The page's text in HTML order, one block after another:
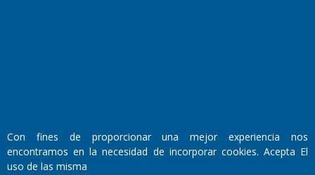
Director Periodístico:
Walter René Goñi
Con fines de proporcionar una mejor experiencia nos
encontramos en la necesidad de incorporar cookies. Acepta El
uso de las misma